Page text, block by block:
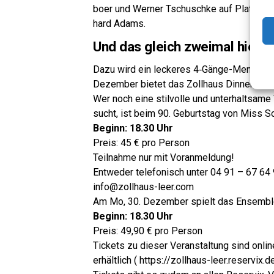
boer und Wer­ner Tschusch­ke auf
hard Adams.
Und das gleich zwei­mal hier
Dazu wird ein lecke­res 4‑Gän­ge-Menü
Dezem­ber bie­tet das Zoll­haus Din­ner for
Wer noch eine stil­vol­le und
sucht, ist beim 90. Geburts­tag von Miss
Beginn: 18.30 Uhr
Preis: 45 € pro Person
Teil­nah­me nur mit Voranmeldung!
Ent­we­der tele­fo­nisch unter 04 91 – 67 64
info@zollhaus-leer.com
Am Mo, 30. Dezem­ber spielt das
Beginn: 18.30 Uhr
Preis: 49,90 € pro Person
Tickets zu die­ser Ver­an­stal­tung sind
erhält­lich ( https://zollhaus-